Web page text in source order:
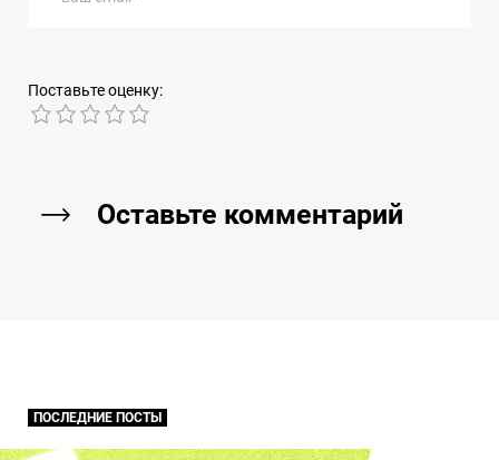
Поставьте оценку:
5
4
3
2
Оставьте комментарий
ПОСЛЕДНИЕ ПОСТЫ